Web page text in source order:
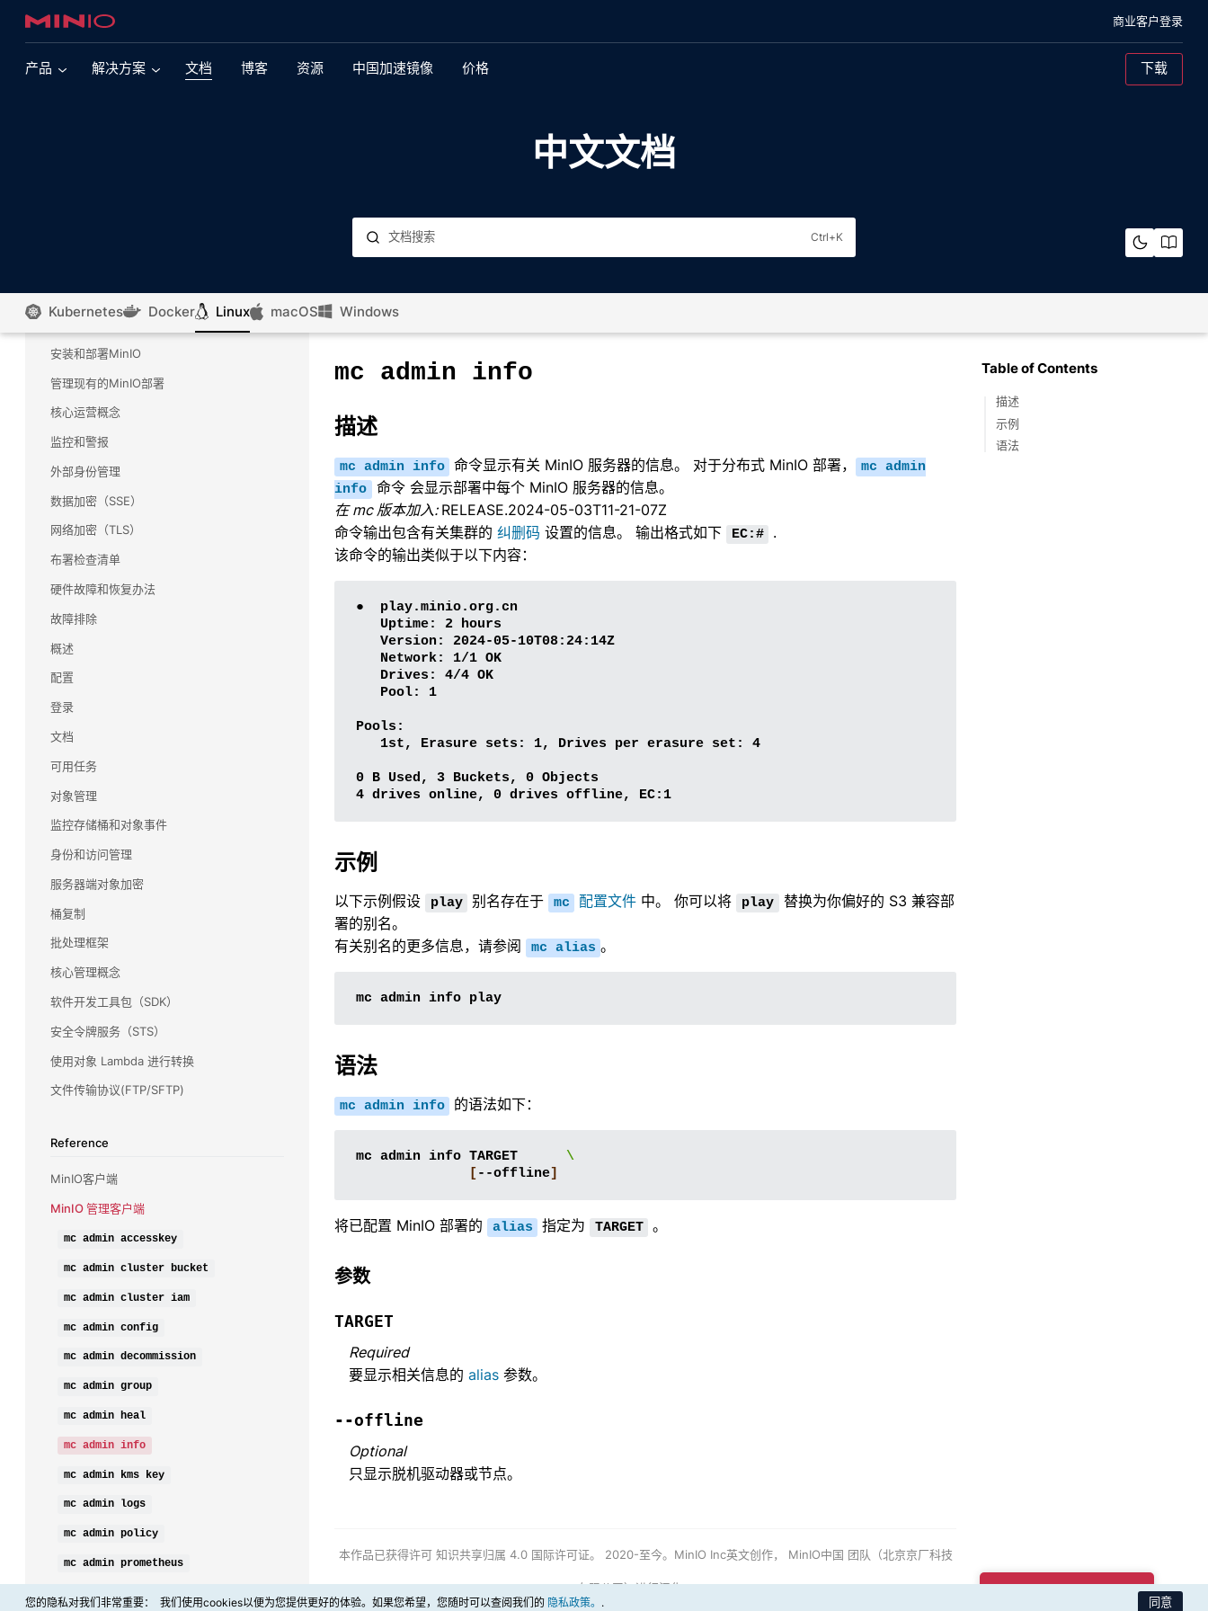
商业客户登录
产品
亚马逊云 Elastic Kubernetes 服务的 MinIO
微软云 Kubernetes 服务的 MinIO
谷歌 Kubernetes Engine 的 MinIO
多地复制
可扩展性
亚马逊云 S3 兼容性
纠删码计算器
解决方案
对象存储正在推动人工智能革命。了解 MinIO 如何
浏览我们广泛的集成产品组合
SQL Server
了解如何将 SQL Server 2022 与 MinIO 配对，以
便在任何云上对数据运行查询，而无需移动数据。
Commvault(康沃)
型备份和恢复工作负载提供大规模性能。
snowflake(雪花)
使用雪花数据云查询和分析驻留在 MinIO 上的多个
数据源，包括流数据。无需移动数据，只需使用
SnowSQL 进行查询即可。
Splunk(斯普伦克)
利用 MinIO 的高性能 Kubernetes 原生对象存储
VMware
了解 MinIO 如何在从持久数据平台到 TKGI 的整个
产品组合中与 VMware 集成，以及我们如何支持
他们的 Kubernetes 雄心壮志。
文档 博客 资源 中国加速镜像 价格 下载
中文文档
Ctrl+K
Kubernetes Docker Linux macOS Windows
MinIO Linux中文文档
安装和部署MinIO
管理现有的MinIO部署
核心运营概念
监控和警报
外部身份管理
数据加密（SSE）
网络加密（TLS）
布署检查清单
硬件故障和恢复办法
故障排除
概述
配置
登录
文档
可用任务
对象管理
监控存储桶和对象事件
身份和访问管理
服务器端对象加密
桶复制
批处理框架
核心管理概念
软件开发工具包（SDK）
安全令牌服务（STS）
使用对象 Lambda 进行转换
文件传输协议(FTP/SFTP)
Reference
MinIO客户端
MinIO 管理客户端
mc admin accesskey
mc admin cluster bucket
mc admin cluster iam
mc admin config
mc admin decommission
mc admin group
mc admin heal
mc admin info
mc admin kms key
mc admin logs
mc admin policy
mc admin prometheus
Table of Contents
描述
示例
语法
mc admin info
描述
mc admin info 命令显示有关 MinIO 服务器的信息。 对于分布式 MinIO 部署， mc admin
info
命令 会显示部署中每个 MinIO 服务器的信息。
在 mc 版本加入: RELEASE.2024-05-03T11-21-07Z
命令输出包含有关集群的 纠删码 设置的信息。 输出格式如下 EC:#
.
该命令的输出类似于以下内容：
●  play.minio.org.cn
   Uptime: 2 hours
   Version: 2024-05-10T08:24:14Z
   Network: 1/1 OK
   Drives: 4/4 OK
   Pool: 1
Pools:
   1st, Erasure sets: 1, Drives per erasure set: 4
0 B Used, 3 Buckets, 0 Objects
示例
以下示例假设 play 别名存在于 mc 配置文件 中。 你可以将 play
替换为你偏好的 S3 兼容部
署的别名。
有关别名的更多信息，请参阅
mc alias 。
mc admin info
语法
mc admin info 的语法如下：
mc admin info TARGET
\
[ --offline]
将已配置 MinIO 部署的 alias 指定为 TARGET 。
参数
TARGET
Required
要显示相关信息的 alias 参数。
--offline
Optional
只显示脱机驱动器或节点。
本作品已获得许可 知识共享归属 4.0 国际许可证。 2020-至今。MinIO Inc英文创作， MinIO中国 团队（北京京厂科技
有限公司）进行汉化
您的隐私对我们非常重要： 我们使用cookies以便为您提供更好的体验。如果您希望，您随时可以查阅我们的 隐私政策。 . 同意